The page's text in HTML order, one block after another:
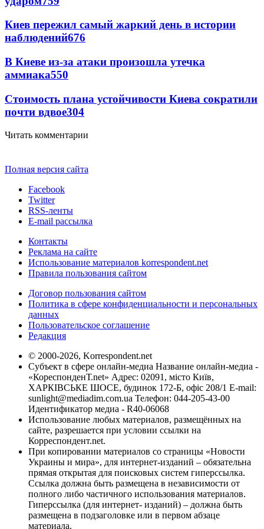
Киев пережил самый жаркий день в истории
наблюдений676
В Киеве из-за атаки произошла утечка
аммиака550
Стоимость плана устойчивости Киева сократили
почти вдвое304
Читать комментарии
Полная версия сайта
Facebook
Twitter
RSS-ленты
E-mail рассылка
Контакты
Реклама на сайте
Использование материалов korrespondent.net
Правила пользования сайтом
Договор пользования сайтом
Политика в сфере конфиденциальности и персональных
данных
Пользовательское соглашение
Редакция
© 2000-2026, Korrespondent.net
Субъект в сфере онлайн-медиа Название онлайн-медиа -
«КореспонденТ.net» Адрес: 02091, місто Київ,
ХАРКІВСЬКЕ ШОСЕ, будинок 172-Б, офіс 208/1 E-mail:
sunlight@mediadim.com.ua Телефон: 044-205-43-00
Идентификатор медиа - R40-06068
Использование любых материалов, размещённых на
сайте, разрешается при условии ссылки на
Корреспондент.net.
При копировании материалов со страницы «Новости
Украины и мира», для интернет-изданий – обязательна
прямая открытая для поисковых систем гиперссылка.
Ссылка должна быть размещена в независимости от
полного либо частичного использования материалов.
Гиперссылка (для интернет- изданий) – должна быть
размещена в подзаголовке или в первом абзаце
материала.